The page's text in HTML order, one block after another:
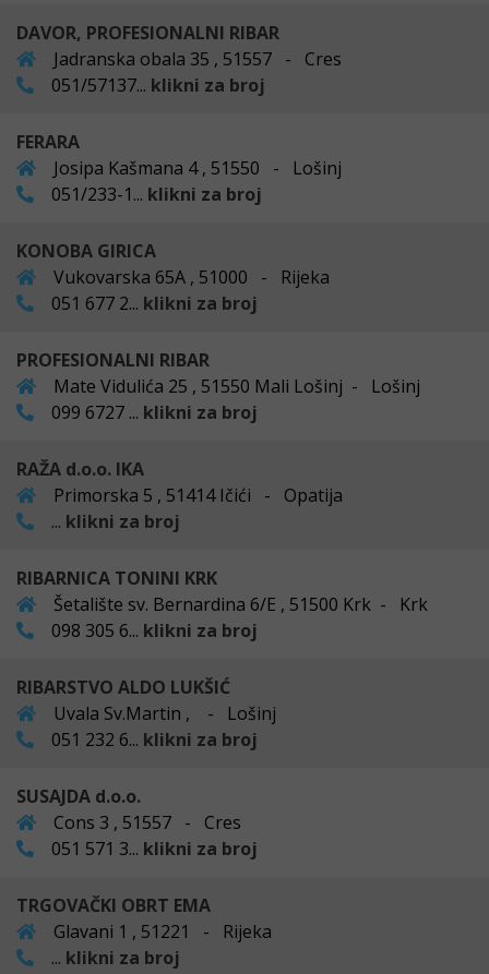
DAVOR, PROFESIONALNI RIBAR
Jadranska obala 35 , 51557 - Cres
051/57137... klikni za broj
FERARA
Josipa Kašmana 4 , 51550 - Lošinj
051/233-1... klikni za broj
KONOBA GIRICA
Vukovarska 65A , 51000 - Rijeka
051 677 2... klikni za broj
PROFESIONALNI RIBAR
Mate Vidulića 25 , 51550 Mali Lošinj - Lošinj
099 6727 ... klikni za broj
RAŽA d.o.o. IKA
Primorska 5 , 51414 Ičići - Opatija
... klikni za broj
RIBARNICA TONINI KRK
Šetalište sv. Bernardina 6/E , 51500 Krk - Krk
098 305 6... klikni za broj
RIBARSTVO ALDO LUKŠIĆ
Uvala Sv.Martin , - Lošinj
051 232 6... klikni za broj
SUSAJDA d.o.o.
Cons 3 , 51557 - Cres
051 571 3... klikni za broj
TRGOVAČKI OBRT EMA
Glavani 1 , 51221 - Rijeka
... klikni za broj